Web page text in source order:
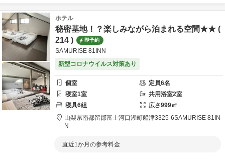
ホテル
秘密基地！？楽しみながら泊まれる空間★★ (
214 )
即予約
SAMURISE 81INN
新型コロナウイルス対策あり
個室 定員6名
寝室1室 共用浴室2室
寝具6組 広さ999㎡
山梨県南都留郡富士河口湖町船津3325-6SAMURISE 81IN
N
直近1か月の参考料金